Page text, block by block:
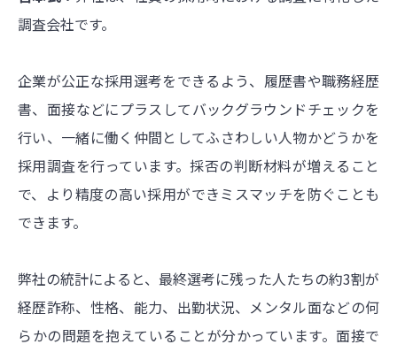
調査会社です。
企業が公正な採用選考をできるよう、履歴書や職務経歴
書、面接などにプラスしてバックグラウンドチェックを
行い、一緒に働く仲間としてふさわしい人物かどうかを
採用調査を行っています。採否の判断材料が増えること
で、より精度の高い採用ができミスマッチを防ぐことも
できます。
弊社の統計によると、最終選考に残った人たちの約3割が
経歴詐称、性格、能力、出勤状況、メンタル面などの何
らかの問題を抱えていることが分かっています。面接で